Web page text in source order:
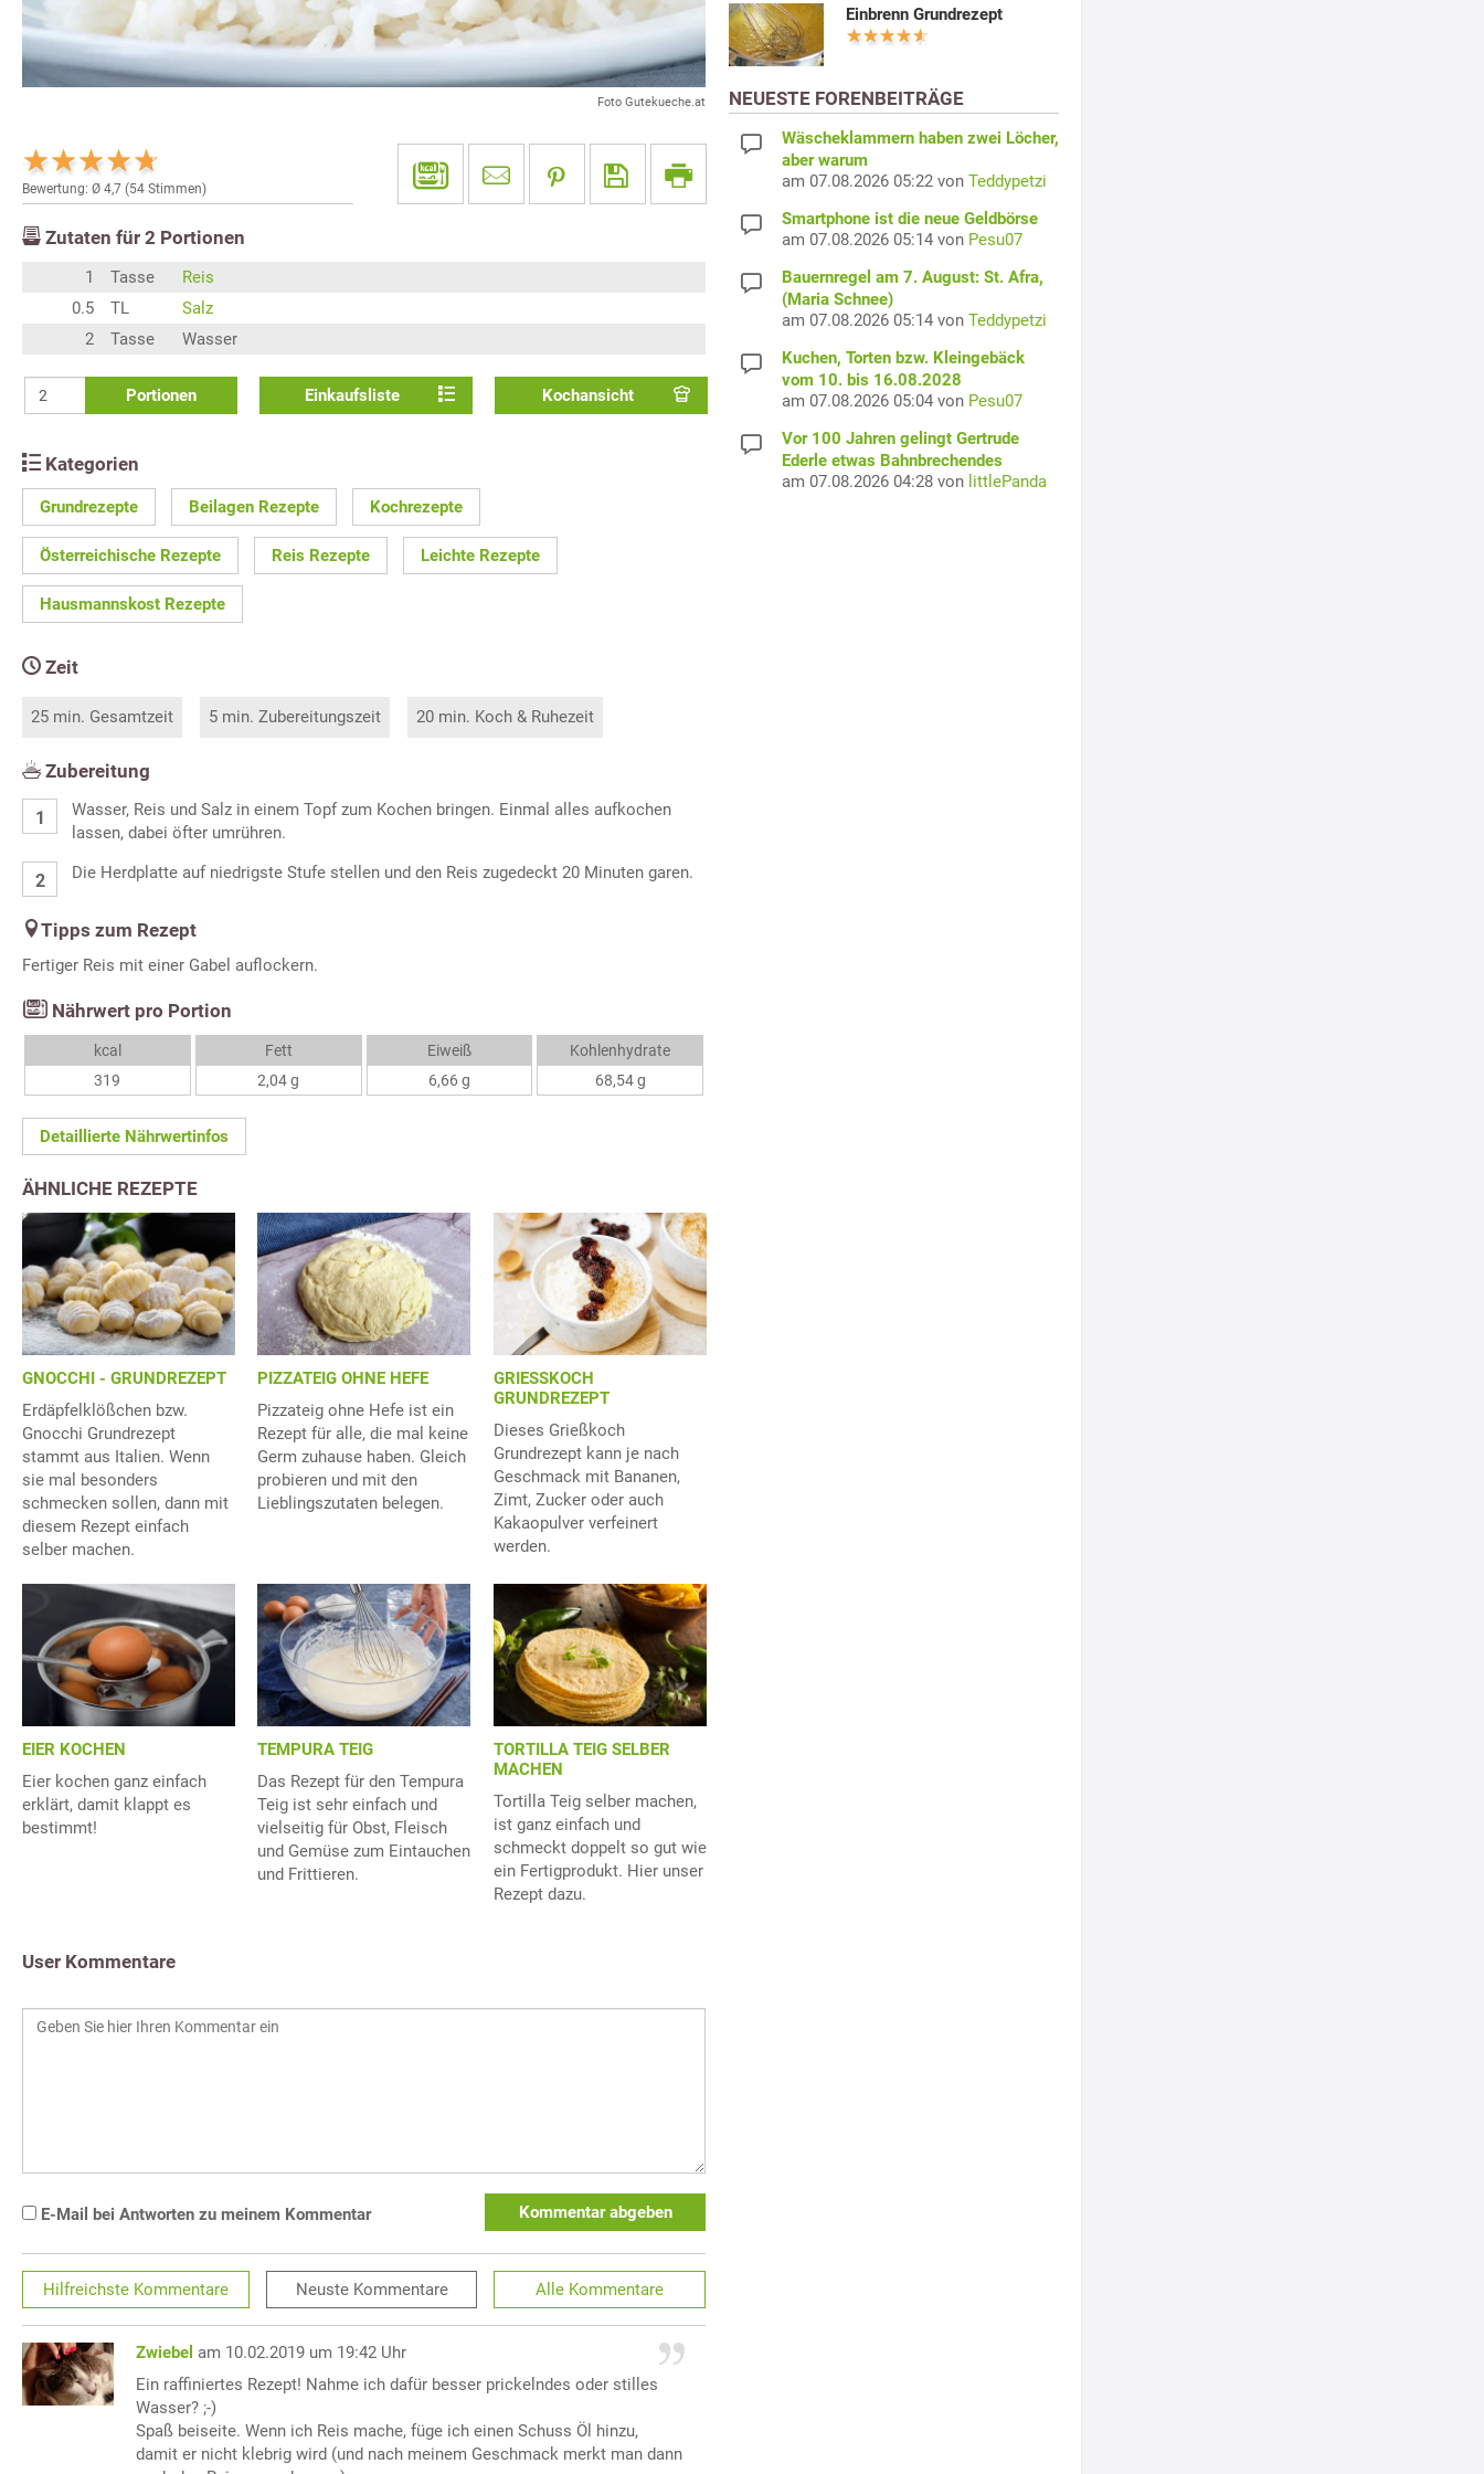
Foto Gutekueche.at
Bewertung: Ø 4,7 (54 Stimmen)
Zutaten für 2 Portionen
1 Tasse
Reis
0.5
TL
Salz
2
Tasse Wasser
Portionen Einkaufsliste Kochansicht
Kategorien
Grundrezepte Beilagen Rezepte Kochrezepte
Österreichische Rezepte Reis Rezepte Leichte Rezepte
Hausmannskost Rezepte
Zeit
25 min. Gesamtzeit 5 min. Zubereitungszeit 20 min. Koch & Ruhezeit
Zubereitung
Wasser, Reis und Salz in einem Topf zum Kochen bringen. Einmal alles aufkochen
lassen, dabei öfter umrühren.
Die Herdplatte auf niedrigste Stufe stellen und den Reis zugedeckt 20 Minuten garen.
Tipps zum Rezept
Fertiger Reis mit einer Gabel auflockern.
Nährwert pro Portion
kcal
319
Fett
2,04 g
Eiweiß
6,66 g
Kohlenhydrate
68,54 g
Detaillierte Nährwertinfos
ÄHNLICHE REZEPTE
GNOCCHI - GRUNDREZEPT
Erdäpfelklößchen bzw.
Gnocchi Grundrezept
stammt aus Italien. Wenn
sie mal besonders
schmecken sollen, dann mit
diesem Rezept einfach
selber machen.
PIZZATEIG OHNE HEFE
Pizzateig ohne Hefe ist ein
Rezept für alle, die mal keine
Germ zuhause haben. Gleich
probieren und mit den
Lieblingszutaten belegen.
GRIESSKOCH
GRUNDREZEPT
Dieses Grießkoch
Grundrezept kann je nach
Geschmack mit Bananen,
Zimt, Zucker oder auch
Kakaopulver verfeinert
werden.
EIER KOCHEN
Eier kochen ganz einfach
erklärt, damit klappt es
bestimmt!
TEMPURA TEIG
Das Rezept für den Tempura
Teig ist sehr einfach und
vielseitig für Obst, Fleisch
und Gemüse zum Eintauchen
und Frittieren.
TORTILLA TEIG SELBER
MACHEN
Tortilla Teig selber machen,
ist ganz einfach und
schmeckt doppelt so gut wie
ein Fertigprodukt. Hier unser
Rezept dazu.
User Kommentare
E-Mail bei Antworten zu meinem Kommentar Kommentar abgeben
Hilfreichste Kommentare Neuste Kommentare Alle Kommentare
Zwiebel am 10.02.2019 um 19:42 Uhr
Ein raffiniertes Rezept! Nahme ich dafür besser prickelndes oder stilles
Wasser? ;-)
Spaß beiseite. Wenn ich Reis mache, füge ich einen Schuss Öl hinzu,
damit er nicht klebrig wird (und nach meinem Geschmack merkt man dann
Einbrenn Grundrezept
NEUESTE FORENBEITRÄGE
Wäscheklammern haben zwei Löcher,
aber warum
am 07.08.2026 05:22 von Teddypetzi
Smartphone ist die neue Geldbörse
am 07.08.2026 05:14 von Pesu07
Bauernregel am 7. August: St. Afra,
(Maria Schnee)
am 07.08.2026 05:14 von Teddypetzi
Kuchen, Torten bzw. Kleingebäck
vom 10. bis 16.08.2028
am 07.08.2026 05:04 von Pesu07
Vor 100 Jahren gelingt Gertrude
Ederle etwas Bahnbrechendes
am 07.08.2026 04:28 von littlePanda